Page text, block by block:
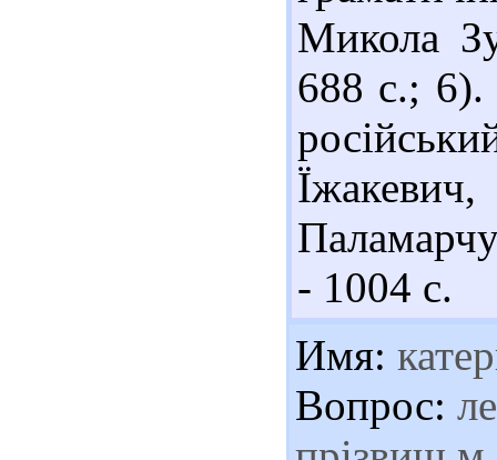
Микола
688 с.; 6).
- 1004 с.
Имя:
Вопрос: